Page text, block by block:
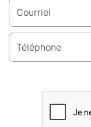
Courriel
Téléphone